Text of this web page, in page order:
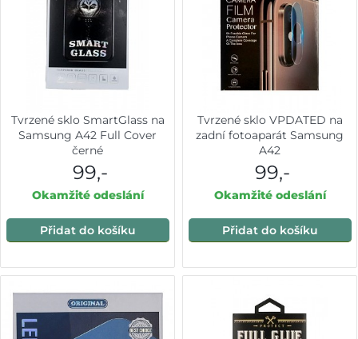
Tvrzené sklo SmartGlass na
Samsung A42 Full Cover
černé
99,-
Okamžité odeslání
Přidat do košíku
Tvrzené sklo VPDATED na
zadní fotoaparát Samsung
A42
99,-
Okamžité odeslání
Přidat do košíku